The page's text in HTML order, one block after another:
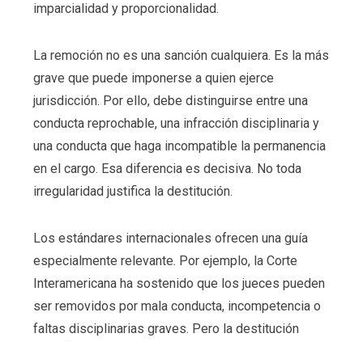
imparcialidad y proporcionalidad.
La remoción no es una sanción cualquiera. Es la más
grave que puede imponerse a quien ejerce
jurisdicción. Por ello, debe distinguirse entre una
conducta reprochable, una infracción disciplinaria y
una conducta que haga incompatible la permanencia
en el cargo. Esa diferencia es decisiva. No toda
irregularidad justifica la destitución.
Los estándares internacionales ofrecen una guía
especialmente relevante. Por ejemplo, la Corte
Interamericana ha sostenido que los jueces pueden
ser removidos por mala conducta, incompetencia o
faltas disciplinarias graves. Pero la destitución